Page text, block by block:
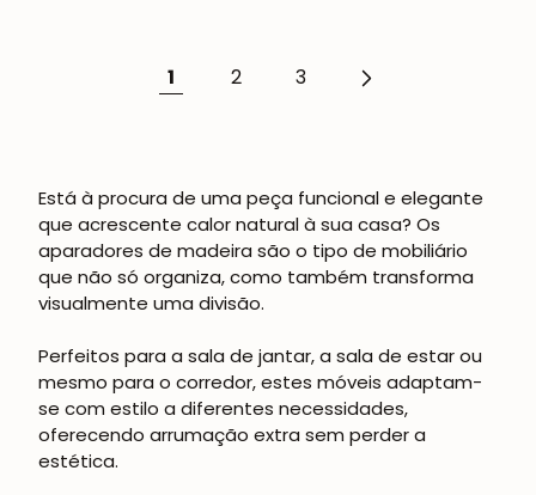
1 2 3
Está à procura de uma peça funcional e elegante
que acrescente calor natural à sua casa? Os
aparadores de madeira são o tipo de mobiliário
que não só organiza, como também transforma
visualmente uma divisão.
Perfeitos para a sala de jantar, a sala de estar ou
mesmo para o corredor, estes móveis adaptam-
se com estilo a diferentes necessidades,
oferecendo arrumação extra sem perder a
estética.
JUNTE-SE À NOSSA
Novidades e vantagens para subscritores.